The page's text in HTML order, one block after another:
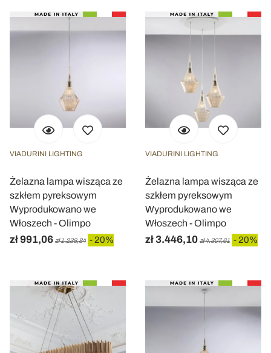
VIADURINI LIGHTING
Żelazna lampa wisząca ze
szkłem pyreksowym
Wyprodukowano we
Włoszech - Olimpo
zł 991,06 zł 1.238,84 - 20%
VIADURINI LIGHTING
Żelazna lampa wisząca ze
szkłem pyreksowym
Wyprodukowano we
Włoszech - Olimpo
zł 3.446,10 zł 4.307,61 - 20%